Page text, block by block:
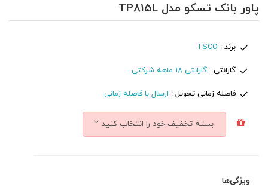
پاور بانک تسکو مدل TP815L
برند : TSCO
گارانتی :گارانتی 18 ماهه شرکتی
فاصله زمانی تحویل : ارسال با فاصله زمانی
بسته تخفیف خود را انتخاب کنید
ویژگی‌ها